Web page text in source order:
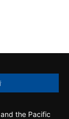
the Pacific